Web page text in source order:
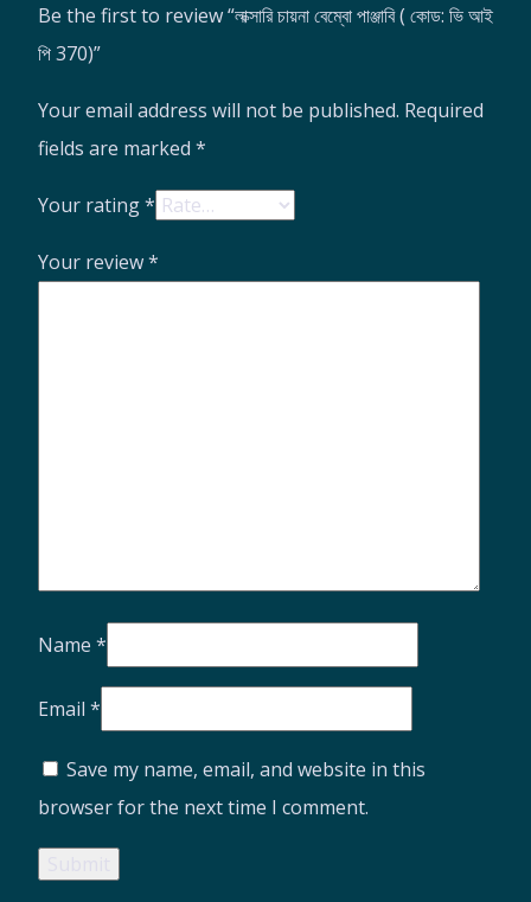
Be the first to review “লাক্সারি চায়না বেম্বো পাঞ্জাবি ( কোড: ভি আই
পি 370)”
Your email address will not be published. Required
fields are marked *
Your rating*
Your review*
Name *
Email *
Save my name, email, and website in this
browser for the next time I comment.